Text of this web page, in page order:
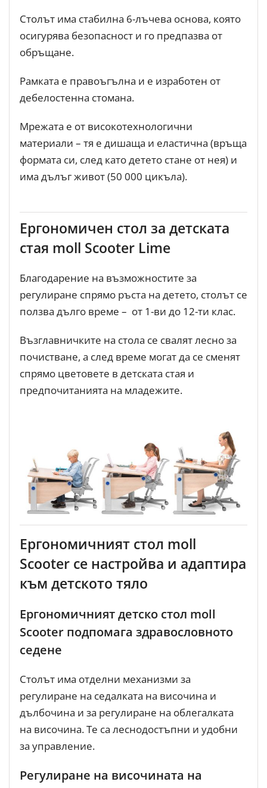
Столът има стабилна 6-лъчева основа, която
осигурява безопасност и го предпазва от
обръщане.
Рамката е правоъгълна и е изработен от
дебелостенна стомана.
Мрежата е от високотехнологични
материали – тя е дишаща и еластична (връща
формата си, след като детето стане от нея) и
има дълъг живот (50 000 цикъла).
Ергономичен стол за детската
стая moll Scooter Lime
Благодарение на възможностите за
регулиране спрямо ръста на детето, столът се
ползва дълго време – от 1-ви до 12-ти клас.
Възглавничките на стола се свалят лесно за
почистване, а след време могат да се сменят
спрямо цветовете в детската стая и
предпочитанията на младежите.
Ергономичният стол moll
Scooter се настройва и адаптира
към детското тяло
Ергономичният детско стол moll
Scooter подпомага здравословното
седене
Столът има отделни механизми за
регулиране на седалката на височина и
дълбочина и за регулиране на облегалката
на височина. Те са леснодостъпни и удобни
за управление.
Регулиране на височината на